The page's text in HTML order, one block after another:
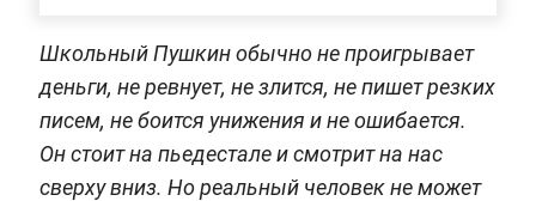
Школьный Пушкин обычно не проигрывает
деньги, не ревнует, не злится, не пишет резких
писем, не боится унижения и не ошибается.
Он стоит на пьедестале и смотрит на нас
сверху вниз. Но реальный человек не может